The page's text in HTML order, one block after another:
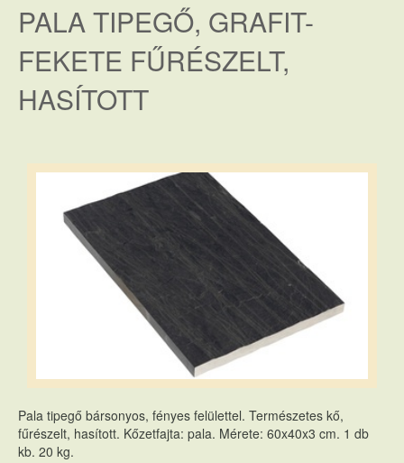
PALA TIPEGŐ, GRAFIT-
FEKETE FŰRÉSZELT,
HASÍTOTT
Pala tipegő bársonyos, fényes felülettel. Természetes kő,
fűrészelt, hasított. Kőzetfajta: pala. Mérete: 60x40x3 cm. 1 db
kb. 20 kg.